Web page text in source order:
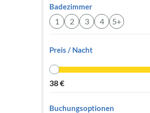
Badezimmer
1 2 3 4 5+
Preis / Nacht
38€
Buchungsoptionen